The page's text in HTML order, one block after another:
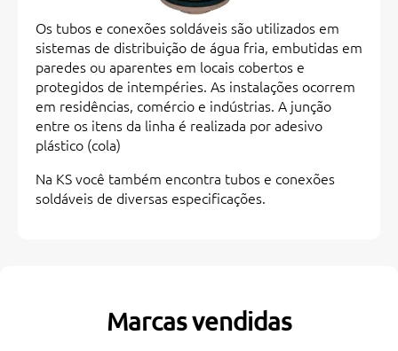
Os tubos e conexões soldáveis são utilizados em
sistemas de distribuição de água fria, embutidas em
paredes ou aparentes em locais cobertos e
protegidos de intempéries. As instalações ocorrem
em residências, comércio e indústrias. A junção
entre os itens da linha é realizada por adesivo
plástico (cola)
Na KS você também encontra tubos e conexões
soldáveis de diversas especificações.
Marcas vendidas